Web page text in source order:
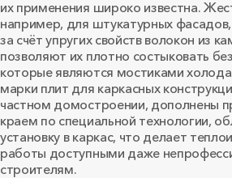
их применения широко известна.
например, для штукатурных фасадов,
за счёт упругих свойств волокон из
позволяют их плотно состыковать
которые являются мостиками
марки плит для каркасных
частном домостроении, дополнены
краем по специальной технологии,
установку в каркас, что делает
работы доступными даже
строителям.